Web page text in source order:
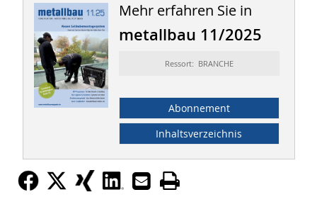
Mehr erfahren Sie in
metallbau 11/2025
Ressort: BRANCHE
Abonnement
Inhaltsverzeichnis